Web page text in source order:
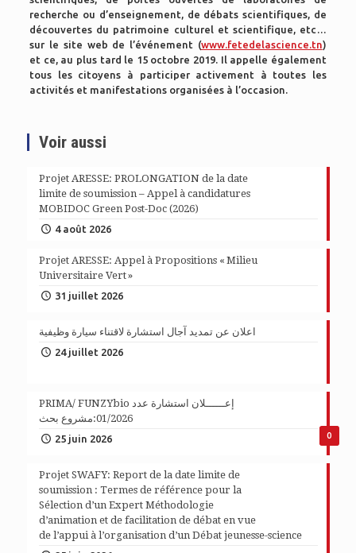
recherche ou d’enseignement, de débats scientifiques, de
découvertes du patrimoine culturel et scientifique, etc…
sur le site web de l’événement (www.fetedelascience.tn)
et ce, au plus tard le 15 octobre 2019. Il appelle également
tous les citoyens à participer activement à toutes les
activités et manifestations organisées à l’occasion.
Voir aussi
Projet ARESSE: PROLONGATION de la date
limite de soumission – Appel à candidatures
MOBIDOC Green Post-Doc (2026)
4 août 2026
Projet ARESSE: Appel à Propositions « Milieu
Universitaire Vert »
31 juillet 2026
اعلان عن تمديد آجال استشارة لاقتناء سيارة وظيفية
24 juillet 2026
0
PRIMA/ FUNZYbio إعــــــلان استشارة عدد
01/2026:مشروع بحث
25 juin 2026
Projet SWAFY: Report de la date limite de
soumission : Termes de référence pour la
Sélection d’un Expert Méthodologie
d’animation et de facilitation de débat en vue
de l’appui à l’organisation d’un Débat jeunesse-science